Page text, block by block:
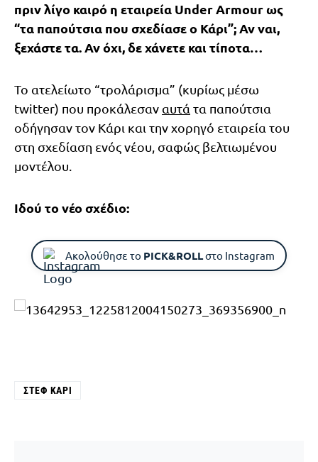
πριν λίγο καιρό η εταιρεία Under Armour ως
“τα παπούτσια που σχεδίασε ο Κάρι”; Αν ναι,
ξεχάστε τα. Αν όχι, δε χάνετε και τίποτα…
Το ατελείωτο “τρολάρισμα” (κυρίως μέσω
twitter) που προκάλεσαν αυτά τα παπούτσια
οδήγησαν τον Κάρι και την χορηγό εταιρεία του
στη σχεδίαση ενός νέου, σαφώς βελτιωμένου
μοντέλου.
Ιδού το νέο σχέδιο:
Ακολούθησε το PICK&ROLLστο Instagram
ΣΤΕΦ ΚΆΡΙ